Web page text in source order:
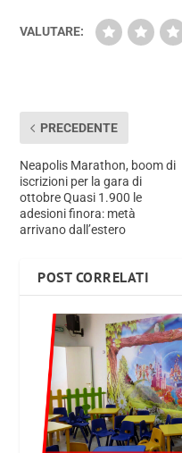
VALUTARE:
PRECEDENTE
Neapolis Marathon, boom di
iscrizioni per la gara di
ottobre Quasi 1.900 le
adesioni finora: metà
arrivano dall’estero
POST CORRELATI